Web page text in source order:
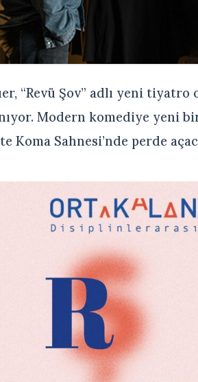
“Revü Şov” adlı yeni tiyatro
Modern komediye yeni
Koma Sahnesi’nde perde